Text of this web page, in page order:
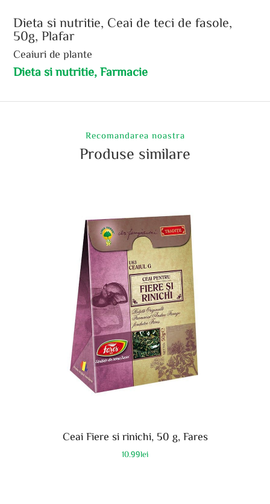
Dieta si nutritie, Ceai de teci de fasole,
50g, Plafar
Ceaiuri de plante
Dieta si nutritie, Farmacie
Recomandarea noastra
Produse similare
Ceai Fiere si rinichi, 50 g, Fares
10.99lei